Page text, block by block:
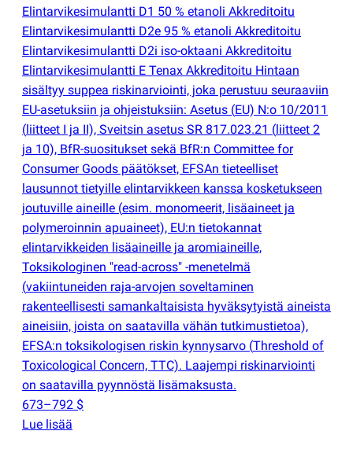
Elintarvikesimulantti D1 50 % etanoli Akkreditoitu
Elintarvikesimulantti D2e 95 % etanoli Akkreditoitu
Elintarvikesimulantti D2i iso-oktaani Akkreditoitu
Elintarvikesimulantti E Tenax Akkreditoitu Hintaan
sisältyy suppea riskinarviointi, joka perustuu seuraaviin
EU-asetuksiin ja ohjeistuksiin: Asetus (EU) N:o 10/2011
(liitteet I ja II), Sveitsin asetus SR 817.023.21 (liitteet 2
ja 10), BfR-suositukset sekä BfR:n Committee for
Consumer Goods päätökset, EFSAn tieteelliset
lausunnot tietyille elintarvikkeen kanssa kosketukseen
joutuville aineille (esim. monomeerit, lisäaineet ja
polymeroinnin apuaineet), EU:n tietokannat
elintarvikkeiden lisäaineille ja aromiaineille,
Toksikologinen "read-across" -menetelmä
(vakiintuneiden raja-arvojen soveltaminen
rakenteellisesti samankaltaisista hyväksytyistä aineista
aineisiin, joista on saatavilla vähän tutkimustietoa),
EFSA:n toksikologisen riskin kynnysarvo (Threshold of
Toxicological Concern, TTC). Laajempi riskinarviointi
on saatavilla pyynnöstä lisämaksusta.
673–792 $
Lue lisää